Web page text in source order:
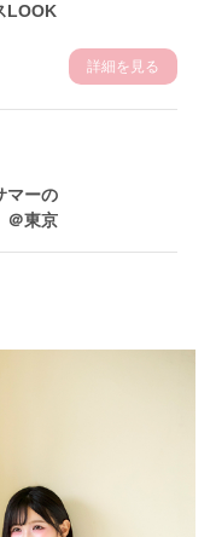
LOOK
詳細を見る
マーの
＠東京